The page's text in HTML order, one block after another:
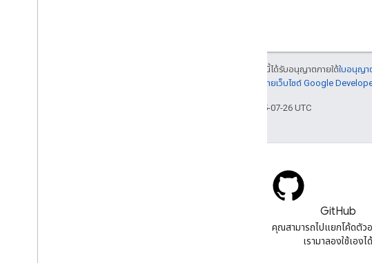
เนื้อหาของหน้าเว็บนี้ได้รับอนุญาตภายใต้ใบอนุญา
นโยบายเว็บไซต์ Google
อัปเดตล่าสุด 2025-07-26 UTC
GitHub
คุณสามารถไปแยกโค้ดตัว
เรามาลองใช้เองได้